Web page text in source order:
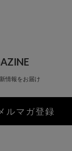
情報をお届け
ルマガ登録